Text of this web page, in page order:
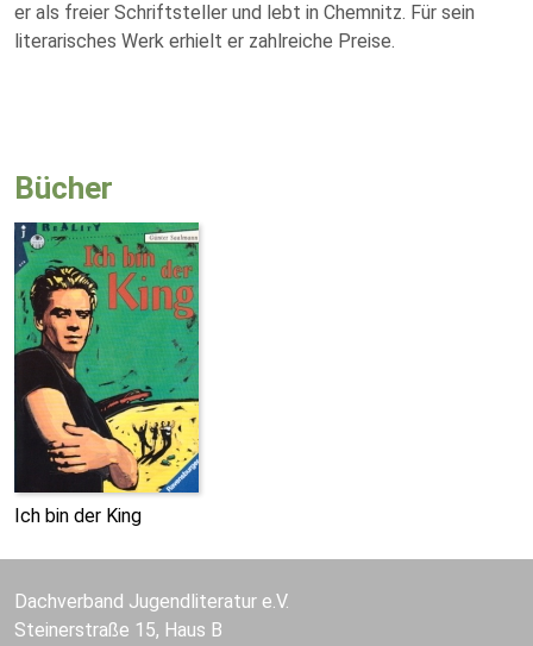
er als freier Schriftsteller und lebt in Chemnitz. Für sein
literarisches Werk erhielt er zahlreiche Preise.
Bücher
Ich bin der King
Dachverband Jugendliteratur e.V.
Steinerstraße 15, Haus B